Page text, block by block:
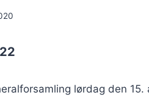
lørdag den